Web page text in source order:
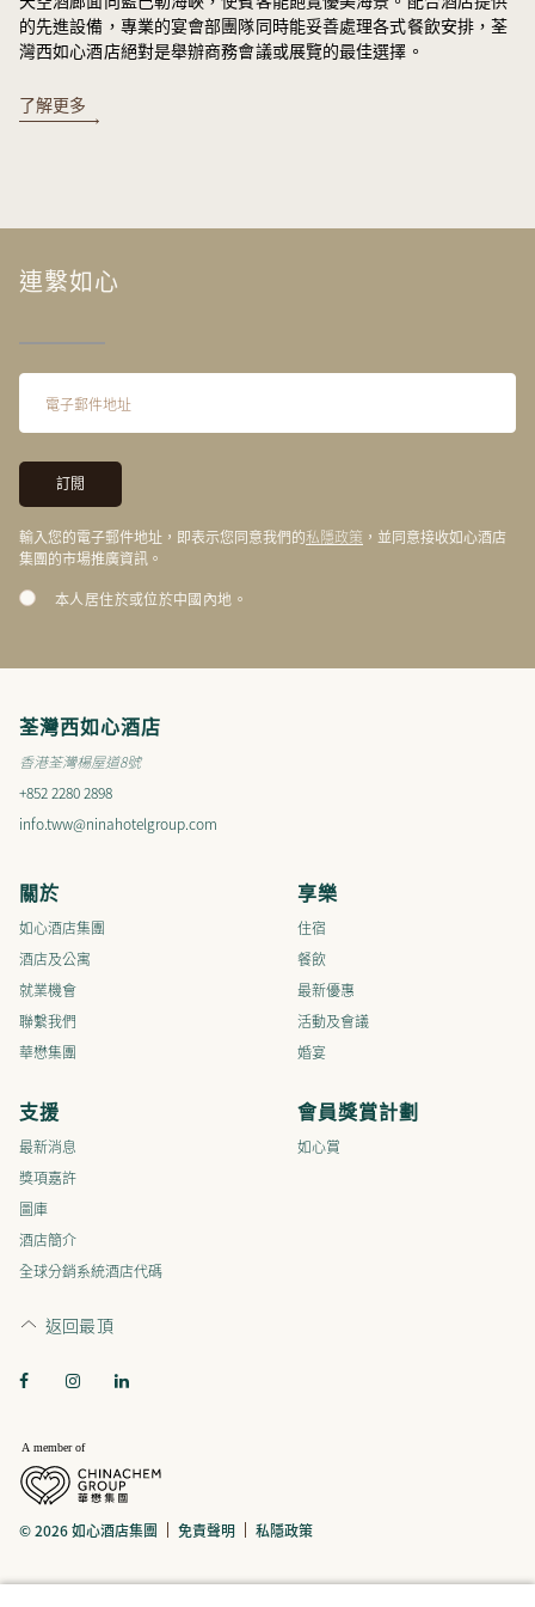
的先進設備，專業的宴會部團隊同時能妥善處理各式餐飲安排，荃
灣西如心酒店絕對是舉辦商務會議或展覽的最佳選擇。
了解更多
連繫如心
輸入您的電子郵件地址，即表示您同意我們的私隱政策 ，並同意接收如心酒店
集團的市場推廣資訊。
本人居住於或位於中國內地。
荃灣西如心酒店
香港荃灣楊屋道8號
+852 2280 2898
info.tww@ninahotelgroup.com
關於
如心酒店集團
酒店及公寓
就業機會
聯繫我們
華懋集團
享樂
住宿
餐飲
最新優惠
活動及會議
婚宴
支援
最新消息
獎項嘉許
圖庫
酒店簡介
全球分銷系統酒店代碼
會員獎賞計劃
如心賞
返回最頂
© 2026 如心酒店集團 免責聲明 私隱政策